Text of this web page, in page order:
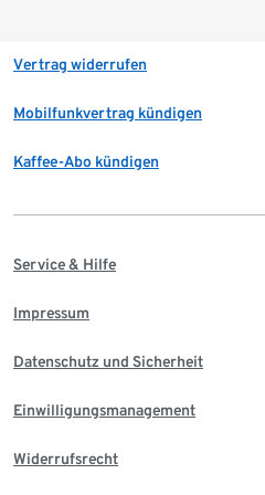
Vertrag widerrufen
Mobilfunkvertrag kündigen
Kaffee-Abo kündigen
Service & Hilfe
Impressum
Datenschutz und Sicherheit
Einwilligungsmanagement
Widerrufsrecht